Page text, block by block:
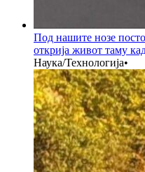
Под нашите нозе
открија живот таму
Наука/Технологија•